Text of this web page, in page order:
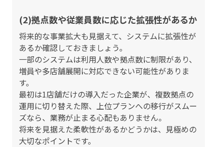
(2)拠点数や従業員数に応じた拡張性があるか
将来的な事業拡大も見据えて、システムに拡張性が
あるか確認しておきましょう。
一部のシステムは利用人数や拠点数に制限があり、
増員や多店舗展開に対応できない可能性がありま
す。
最初は1店舗だけの導入だった企業が、複数拠点の
運用に切り替えた際、上位プランへの移行がスムー
ズなら、業務が止まる心配もありません。
将来を見据えた柔軟性があるかどうかは、見極めの
大切なポイントです。